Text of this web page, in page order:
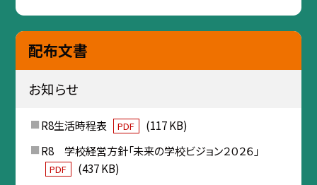
配布文書
お知らせ
R8生活時程表 PDF
(117 KB)
R8 学校経営方針「未来の学校ビジョン２０２６」
PDF (437 KB)